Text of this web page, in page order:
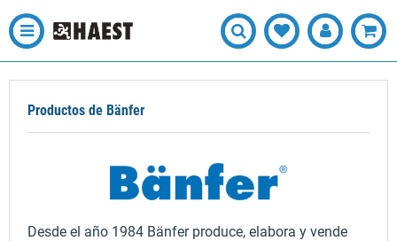
Productos de Bänfer
Desde el año 1984 Bänfer produce, elabora y vende